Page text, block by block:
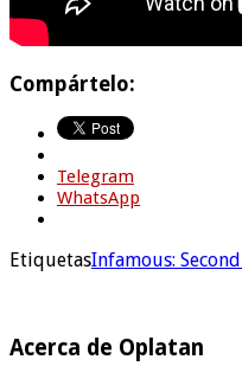
Compártelo:
Telegram
WhatsApp
EtiquetasInfamous:
Acerca de Oplatan